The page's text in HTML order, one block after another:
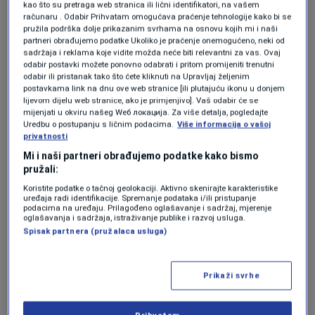
upozorile na prijetnje iranskih
sigurnosnih službi
SVIJET|11. jun.
"Večeras ćemo vrlo snažno pogoditi
Iran i preuzeti kontrolu nad njihovom
naftom"
SVIJET |11. jun.
Trump je istakao da su detalji i konačne tačke
potencijalnog sporazuma odobreni od strane
svih uključenih aktera. Kao zemlje koje su dale
odobrenje naveo je:
Sjedinjene Američke Države
kao što su pretraga web stranica ili lični identifikatori, na vašem
računaru . Odabir Prihvatam omogućava praćenje tehnologije kako bi se
pružila podrška dolje prikazanim svrhama na osnovu kojih mi i naši
partneri obrađujemo podatke Ukoliko je praćenje onemogućeno, neki od
sadržaja i reklama koje vidite možda neće biti relevantni za vas. Ovaj
odabir postavki možete ponovno odabrati i pritom promijeniti trenutni
odabir ili pristanak tako što ćete kliknuti na Upravljaj željenim
postavkama link na dnu ove web stranice [ili plutajuću ikonu u donjem
lijevom dijelu web stranice, ako je primjenjivo]. Vaš odabir će se
mijenjati u okviru našeg Wеб локација. Za više detalja, pogledajte
Uredbu o postupanju s ličnim podacima. Više informacija o vašoj
privatnosti
Mi i naši partneri obrađujemo podatke kako bismo
pružali:
Koristite podatke o tačnoj geolokaciji. Aktivno skenirajte karakteristike
uređaja radi identifikacije. Spremanje podataka i/ili pristupanje
podacima na uređaju. Prilagođeno oglašavanje i sadržaj, mjerenje
oglašavanja i sadržaja, istraživanje publike i razvoj usluga.
Spisak partnera (pružalaca usluga)
Prikaži svrhe